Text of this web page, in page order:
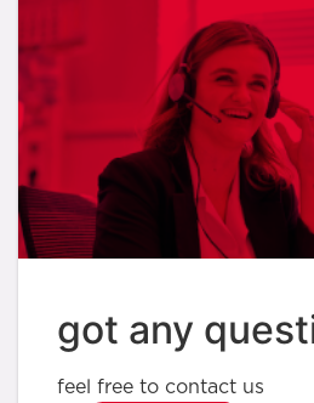
got any
feel free to contact us